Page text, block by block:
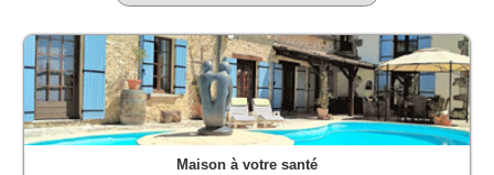
Maison à votre santé